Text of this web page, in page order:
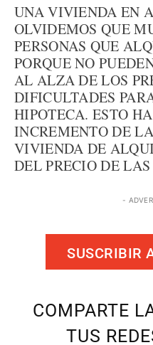
UNA VIVIENDA EN
OLVIDEMOS QUE
PERSONAS QUE
PORQUE NO
AL ALZA DE LOS
DIFICULTADES
HIPOTECA. ESTO
INCREMENTO DE
VIVIENDA DE
DEL PRECIO DE
-
SUSCRIBIR
COMPARTE
TUS